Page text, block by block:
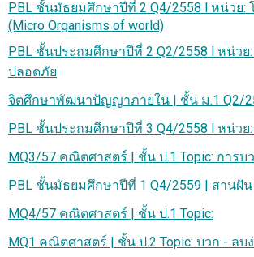
PBL ชั้นมัธยมศึกษาปีที่ 2 Q4/2558 l หน่วย:
(Micro Organisms of world)
PBL ชั้นประถมศึกษาปีที่ 2 Q2/2558 l หน่วย
ปลอดภัย
จิตศึกษาพัฒนาปัญญาภายใน | ชั้น ม.1 Q2/
PBL ชั้นประถมศึกษาปีที่ 3 Q4/2558 l หน่วย
MQ3/57 คณิตศาสตร์ | ชั้น ป.1 Topic: การบ
PBL ชั้นมัธยมศึกษาปีที่ 1 Q4/2559 | สานฝัน
MQ4/57 คณิตศาสตร์ | ชั้น ป.1 Topic:
MQ1 คณิตศาสตร์ | ชั้น ป.2 Topic: บวก - ลบ